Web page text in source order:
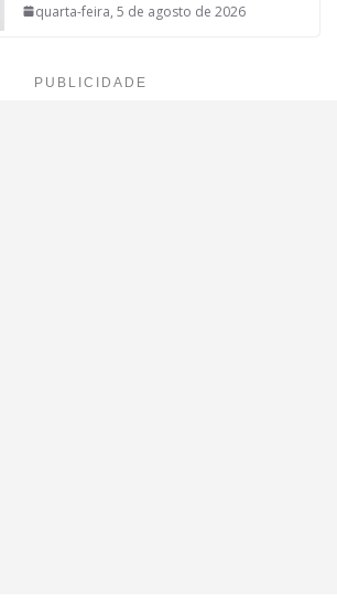
quarta-feira, 5 de agosto de 2026
PUBLICIDADE